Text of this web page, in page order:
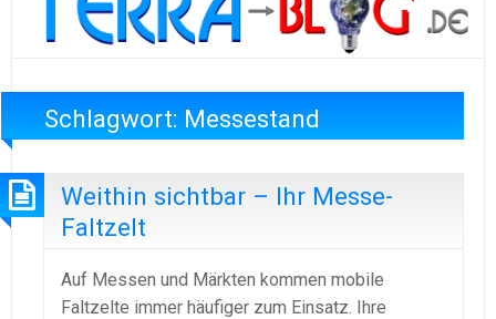
Schlagwort: Messestand
Weithin sichtbar – Ihr Messe-
Faltzelt
Auf Messen und Märkten kommen mobile
Faltzelte immer häufiger zum Einsatz. Ihre